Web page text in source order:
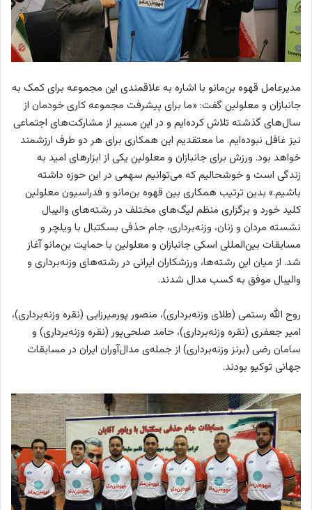
مدیرعامل قهوه بن‌مانو با اشاره به علاقمندی این مجموعه برای کمک به
جانبازان و معلولین گفت: «ما برای پیشرفت مجموعه کاری خودمان از
سال‌های گذشته تلاش کرده‌ایم و در این مسیر از مشارکت‌های اجتماعی
نیز غافل نبوده‌ایم. ما معتقدیم این همکاری برای هر دو طرف ارزشمند
خواهد بود. ورزش برای جانبازان و معلولین یکی از ابزارهای امید به
زندگی است و خوشحالیم که می‌توانیم سهمی در این حوزه داشته
باشیم.» بدین ترتیب همکاری بین قهوه بن‌مانو و فدراسیون معلولین
کلید خورد و برگزاری منظم لیگ‌های مختلف در رشته‌های والیبال
نشسته مردان و زنان، وزنه‌برداری، جام حذفی بسکتبال با ویلچر و
مسابقات بین‌المللی اسکی جانبازان و معلولین با حمایت بن‌مانو آغاز
شد. از میان این رشته‌ها، ورزشکاران ایرانی در رشته‌های وزنه‌برداری و
والیبال موفق به کسب مدال شدند.
روح الله رستمی (طلای وزنه‌برداری)، منصور پورمیرزایی (نقره وزنه‌برداری)،‌
امیر جعفری (نقره وزنه‌برداری)،‌ حامد صلحی‌پور (نقره وزنه‌برداری) و
سامان رضی (برنز وزنه‌برداری) از جمله‌ی مدال‌آوران ایران در مسابقات
جهانی توکیو بودند.